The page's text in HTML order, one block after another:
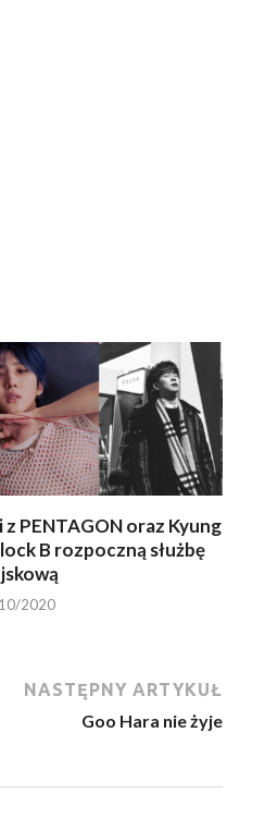
z PENTAGON oraz Kyung
B rozpoczną służbę
2020
NASTĘPNY ARTYKUŁ
Goo Hara nie żyje